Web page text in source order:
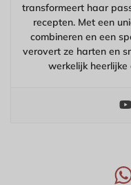
transformeert haar
recepten. Met een
combineren en een
verovert ze harten en
werkelijk